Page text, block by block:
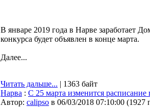
В январе 2019 года в Нарве заработает
конкурса будет объявлен в конце марта.
Далее...
Читать дальше... | 1363 байт
Нарва : C 25 марта изменится
Автор: calipso в 06/03/2018 07:10:00 (1927